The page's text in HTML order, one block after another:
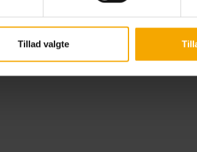
Tillad valgte